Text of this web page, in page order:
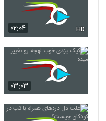
۰۲:۰۴ HD
۰۳:۰۳